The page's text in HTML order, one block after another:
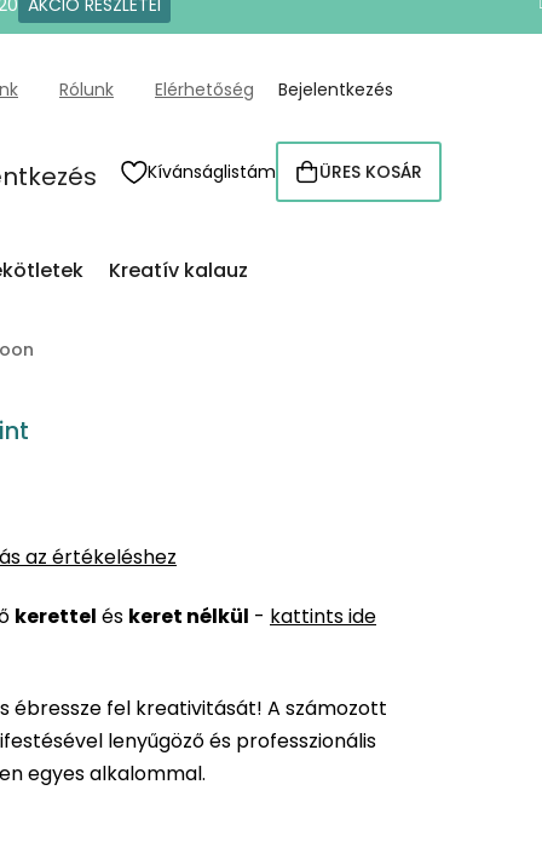
AKCIÓ RÉSZLETEI
Rólunk Elérhetőség Bejelentkezés
Kívánságlistám KOSÁR
ÜRES KOSÁR
Kreatív kalauz
az értékeléshez
kerettel és keret nélkül - kattints ide
ébressze fel kreativitását! A számozott
lenyűgöző és professzionális
egyes alkalommal.